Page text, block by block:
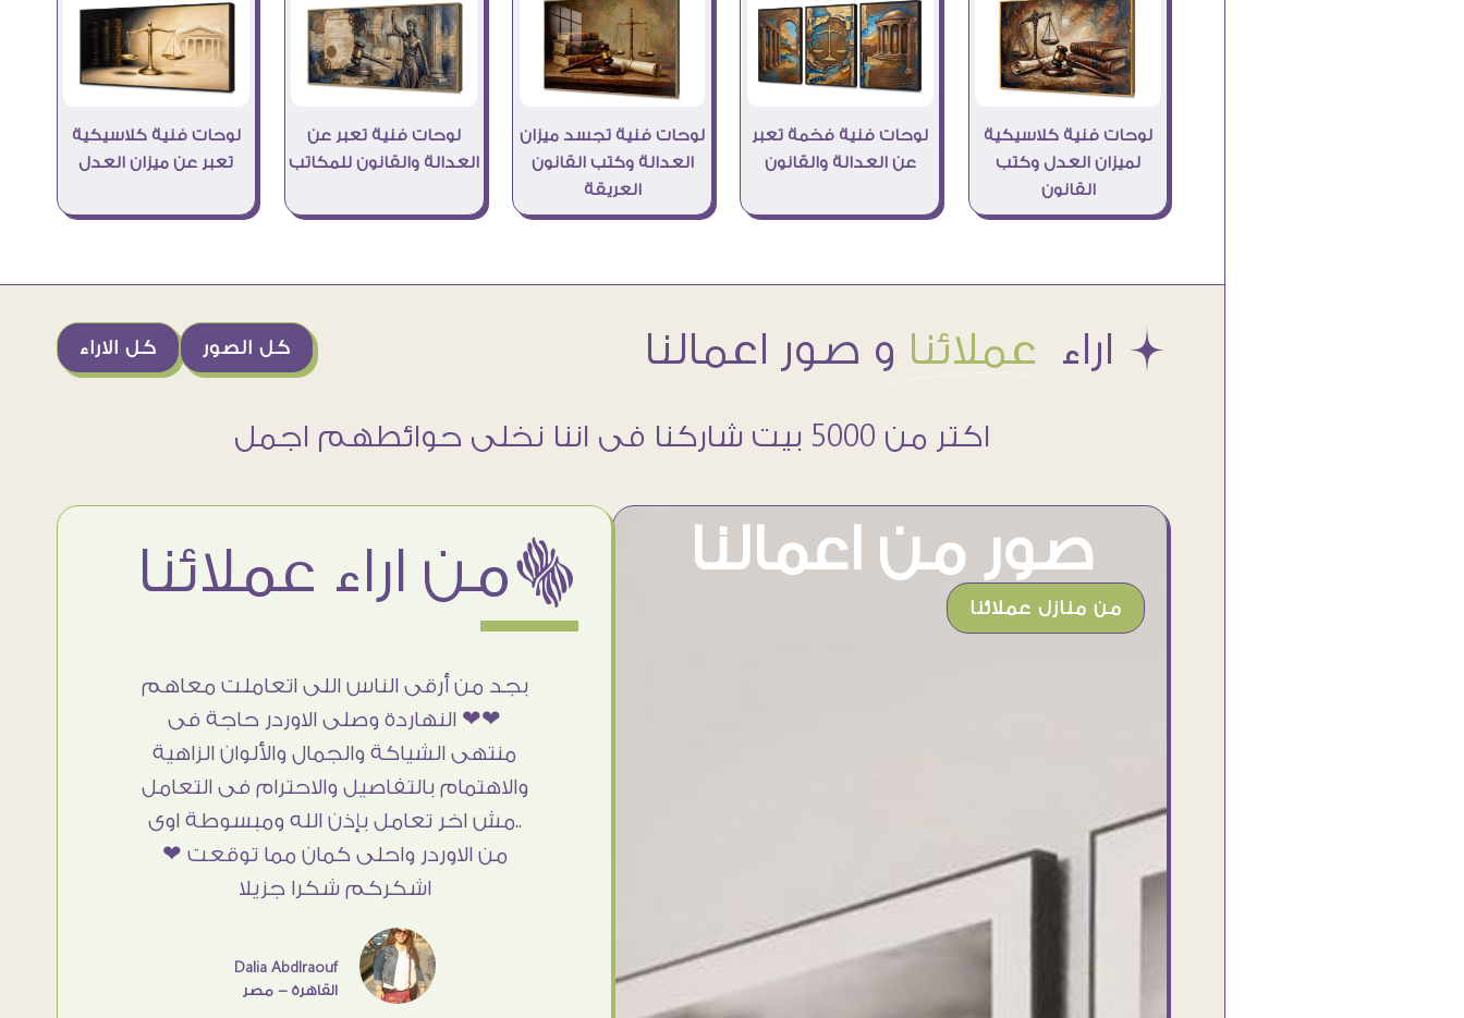
لوحات فنية كلاسيكية
لميزان العدل وكتب
القانون
لوحات فنية فخمة تعبر
عن العدالة والقانون
لوحات فنية تجسد ميزان
العدالة وكتب القانون
العريقة
لوحات فنية تعبر عن
العدالة والقانون للمكاتب
لوحات فنية كلاسيكية
تعبر عن ميزان العدل
Æ اراء عملائنا و صور اعمالنا كل الاراء كل الصور
اكتر من 5000 بيت شاركنا فى اننا نخلى حوائطهم اجمل
صور من اعمالنا
من منازل عملائنا
ëمن اراء عملائنا
وإرضاء العميل والخامات والتقفيل وسرعة
التوصيل. بصراحه وبمنتهي الأمانه مكسب
Doaa Elsayd
القاهرة - مصر
بجد من أرقى الناس اللى اتعاملت معاهم
❤❤ النهاردة وصلى الاوردر حاجة فى
منتهى الشياكة والجمال والألوان الزاهية
والاهتمام بالتفاصيل والاحترام فى التعامل
..مش اخر تعامل بإذن الله ومبسوطة اوى
من الاوردر واحلى كمان مما توقعت ❤
اشكركم شكرا جزيلا
Dalia Abdlraouf
القاهرة - مصر